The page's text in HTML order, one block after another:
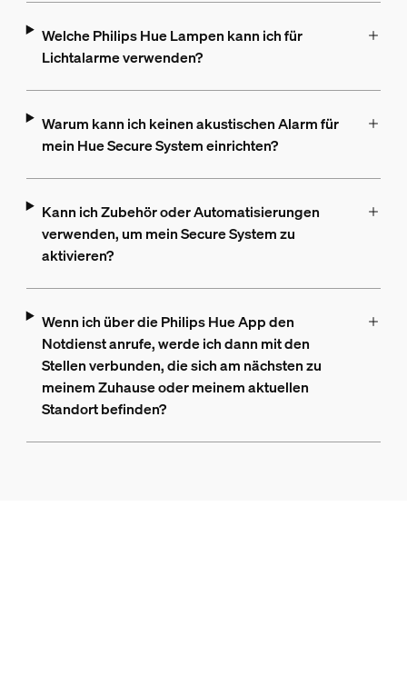
Welche Philips Hue Lampen kann ich für
Lichtalarme verwenden?
Warum kann ich keinen akustischen Alarm für
mein Hue Secure System einrichten?
Kann ich Zubehör oder Automatisierungen
verwenden, um mein Secure System zu
aktivieren?
Wenn ich über die Philips Hue App den
Notdienst anrufe, werde ich dann mit den
Stellen verbunden, die sich am nächsten zu
meinem Zuhause oder meinem aktuellen
Standort befinden?